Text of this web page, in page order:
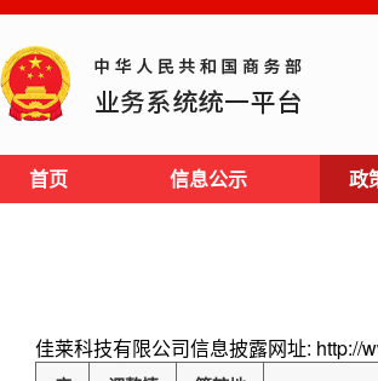
首页 信息公示 政
佳莱科技有限公司信息披露网址: http://